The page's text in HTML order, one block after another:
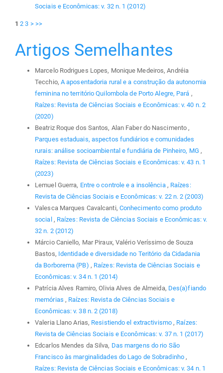
Sociais e Econômicas: v. 32 n. 1 (2012)
1 2 3 > >>
Artigos Semelhantes
Marcelo Rodrigues Lopes, Monique Medeiros, Andréia
Tecchio, A aposentadoria rural e a construção da autonomia
feminina no território Quilombola de Porto Alegre, Pará ,
Raízes: Revista de Ciências Sociais e Econômicas: v. 40 n. 2
(2020)
Beatriz Roque dos Santos, Alan Faber do Nascimento ,
Parques estaduais, aspectos fundiários e comunidades
rurais: análise socioambiental e fundiária de Pinheiro, MG ,
Raízes: Revista de Ciências Sociais e Econômicas: v. 43 n. 1
(2023)
Lemuel Guerra, Entre o controle e a insolência , Raízes:
Revista de Ciências Sociais e Econômicas: v. 22 n. 2 (2003)
Valesca Marques Cavalcanti, Conhecimento como produto
social , Raízes: Revista de Ciências Sociais e Econômicas: v.
32 n. 2 (2012)
Márcio Caniello, Mar Piraux, Valério Veríssimo de Souza
Bastos, Identidade e diversidade no Teritório da Cidadania
da Borborema (PB) , Raízes: Revista de Ciências Sociais e
Econômicas: v. 34 n. 1 (2014)
Patrícia Alves Ramiro, Olivia Alves de Almeida, Des(a)fiando
memórias , Raízes: Revista de Ciências Sociais e
Econômicas: v. 38 n. 2 (2018)
Valeria Llano Arias, Resistiendo el extractivismo, Raízes:
Revista de Ciências Sociais e Econômicas: v. 37 n. 1 (2017)
Edcarlos Mendes da Silva, Das margens do rio São
Francisco às marginalidades do Lago de Sobradinho,
Raízes: Revista de Ciências Sociais e Econômicas: v. 34 n. 1